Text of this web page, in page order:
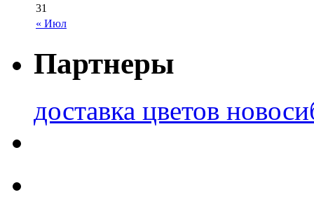
« Июл
31
Партнеры
доставка цветов